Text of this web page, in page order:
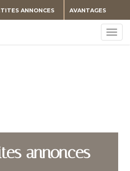
AVANTAGES
ANNONCES
annonces